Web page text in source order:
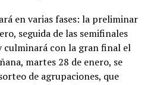
en varias fases: la preliminar
seguida de las semifinales
culminará con la gran final el
martes 28 de enero, se
de agrupaciones, que